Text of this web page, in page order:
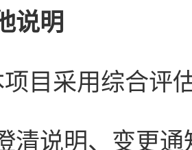
说明
目采用综合评
清说明、变更